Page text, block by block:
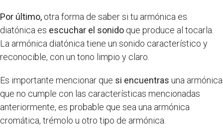
Por último, otra forma de saber si tu armónica es
diatónica es escuchar el sonido que produce al tocarla.
La armónica diatónica tiene un sonido característico y
reconocible, con un tono limpio y claro.
Es importante mencionar que si encuentras una armónica
que no cumple con las características mencionadas
anteriormente, es probable que sea una armónica
cromática, trémolo u otro tipo de armónica.